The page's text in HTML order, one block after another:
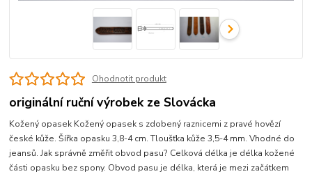
Ohodnotit produkt
originální ruční výrobek ze Slovácka
Kožený opasek Kožený opasek s zdobený raznicemi z pravé hovězí
české kůže. Šířka opasku 3,8-4 cm. Tloušťka kůže 3,5-4 mm. Vhodné do
jeansů. Jak správně změřit obvod pasu? Celková délka je délka kožené
části opasku bez spony. Obvod pasu je délka, která je mezi začátkem